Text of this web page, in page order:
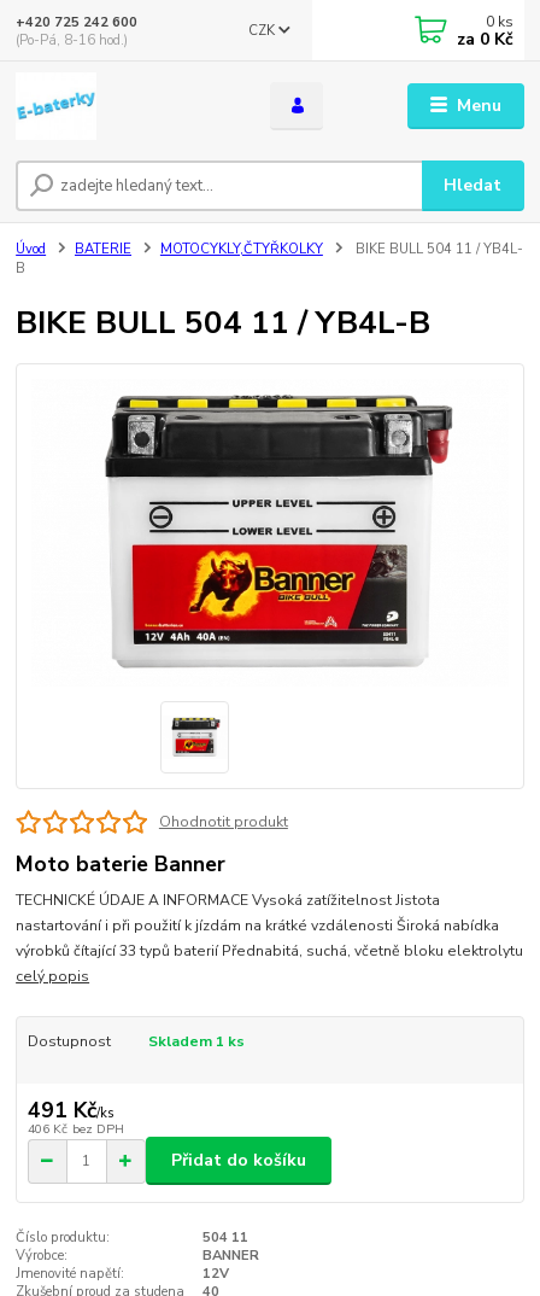
Menu
CZK
Hledat
+420 725 242 600
(Po-Pá, 8-16 hod.)
0 ks
za 0 Kč
Úvod BATERIE MOTOCYKLY,ČTYŘKOLKY
BIKE BULL 504 11 / YB4L-
B
BIKE BULL 504 11 / YB4L-B
Ohodnotit produkt
Moto baterie Banner
TECHNICKÉ ÚDAJE A INFORMACE Vysoká zatížitelnost Jistota
nastartování i při použití k jízdám na krátké vzdálenosti Široká nabídka
výrobků čítající 33 typů baterií Přednabitá, suchá, včetně bloku elektrolytu
celý popis
Dostupnost Skladem 1 ks
491 Kč/ks
406 Kč bez DPH
Přidat do košíku
Číslo produktu:
504 11
Výrobce:
BANNER
Jmenovité napětí:
12V
Zkušební proud za studena
40